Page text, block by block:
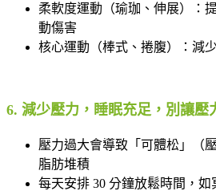
柔軟度運動（瑜珈、伸展）：
動傷害
核心運動（棒式、捲腹）：減
6. 減少壓力，睡眠充足，別讓壓
壓力過大會導致「可體松」（
脂肪堆積
每天安排 30 分鐘放鬆時間，